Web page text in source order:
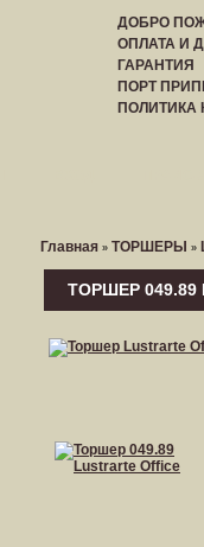
ДОБРО
ОПЛАТА И
ГАРАНТИЯ
ПОРТ
Главная » ТОРШЕРЫ »
ТОРШЕР 049.89